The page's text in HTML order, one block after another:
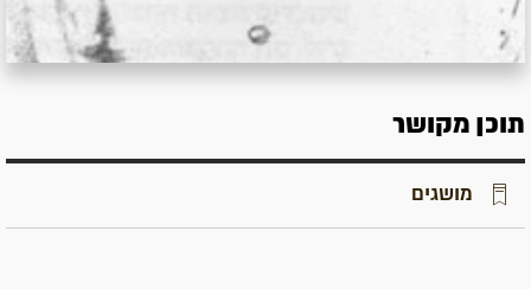
תוכן מקושר
מושגים